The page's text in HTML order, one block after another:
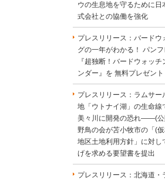
ウの生息地を守るために日
式会社との協働を強化
プレスリリース：バードウ
グの一年がわかる！ パンフ
『超独断！バードウォッチ
ンダー』を 無料プレゼント
プレスリリース：ラムサー
地「ウトナイ湖」の生命線
美々川に開発の恐れ――(公
野鳥の会が苫小牧市の「(
地区土地利用方針」に対し
げを求める要望書を提出
プレスリリース：北海道・